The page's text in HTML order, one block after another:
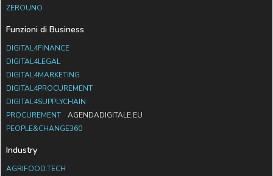
ZEROUNO
Funzioni di Business
DIGITAL4FINANCE
DIGITAL4LEGAL
DIGITAL4MARKETING
DIGITAL4PROCUREMENT
DIGITAL4SUPPLYCHAIN
PROCUREMENT
AGENDADIGITALE.EU
PEOPLE&CHANGE360
Industry
AGRIFOOD.TECH